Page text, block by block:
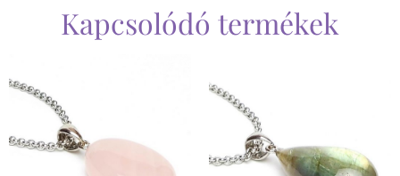
Kapcsolódó termékek